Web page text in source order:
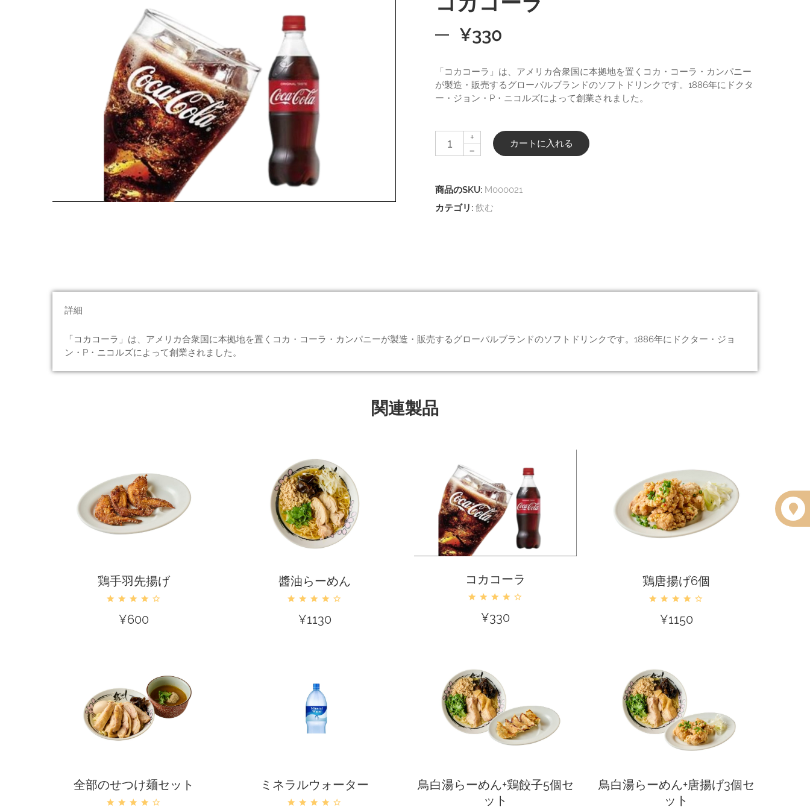
¥330
「コカコーラ」は、アメリカ合衆国に本拠地を置くコカ・コーラ・カンパニー
が製造・販売するグローバルブランドのソフトドリンクです。1886年にドクタ
ー・ジョン・P・ニコルズによって創業されました。
+
- カートに入れる
商品のSKU: M000021
カテゴリ: 飲む
詳細
「コカコーラ」は、アメリカ合衆国に本拠地を置くコカ・コーラ・カンパニーが製造・販売するグローバルブランドのソフトドリンクです。1886年にドクター・ジョ
ン・P・ニコルズによって創業されました。
関連製品
鶏手羽先揚げ
¥600
醬油らーめん
¥1130
カートに入れる
コカコーラ
¥330
鶏唐揚げ6個
¥1150
全部のせつけ麺セット ミネラルウォーター
鳥白湯らーめん+鶏餃子5個セ
ット
鳥白湯らーめん+唐揚げ3個セ
ット